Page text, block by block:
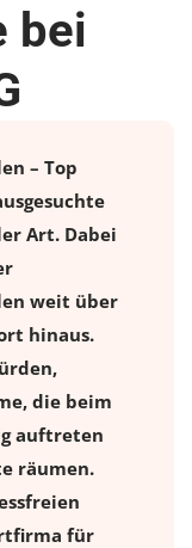
bei
– Top
Art. Dabei
weit über
hinaus.
die beim
auftreten
räumen.
für